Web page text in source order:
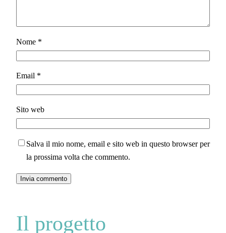
Nome *
Email *
Sito web
Salva il mio nome, email e sito web in questo browser per
la prossima volta che commento.
Il progetto